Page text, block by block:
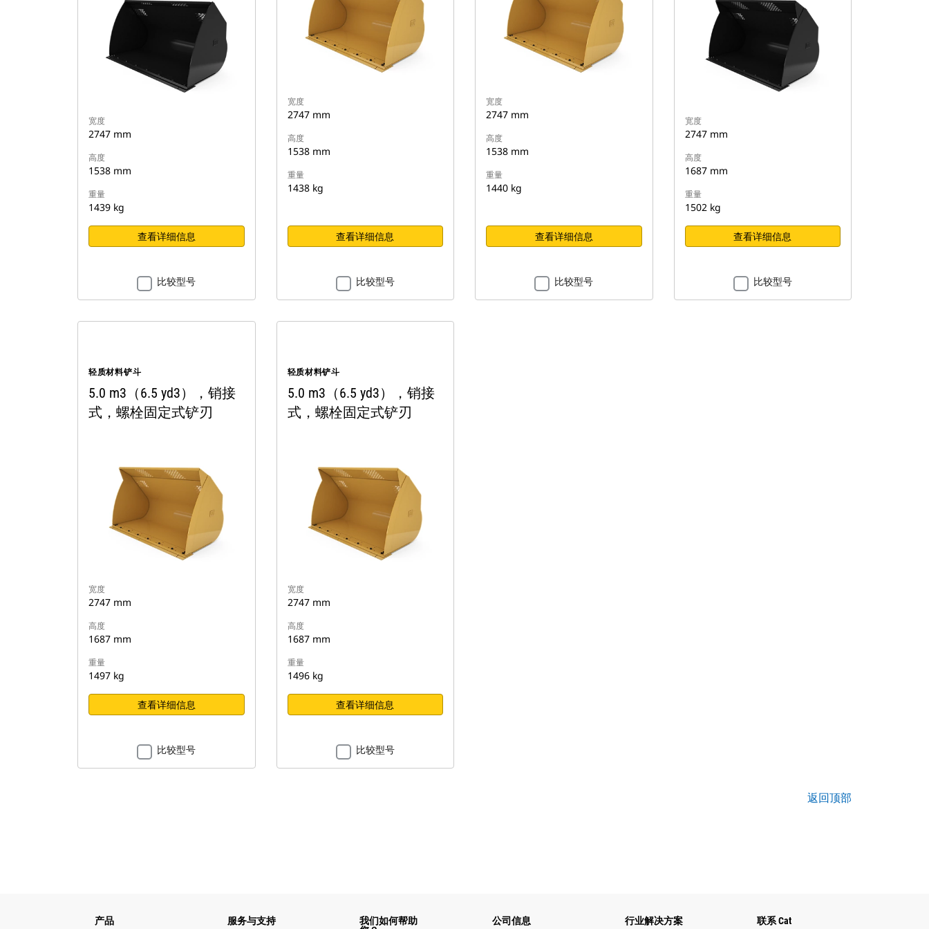
宽度
2747 mm
高度
1538 mm
重量
1439 kg
查看详细信息
比较型号
宽度
2747 mm
高度
1538 mm
重量
1438 kg
查看详细信息
比较型号
宽度
2747 mm
高度
1538 mm
重量
1440 kg
查看详细信息
比较型号
宽度
2747 mm
高度
1687 mm
重量
1502 kg
查看详细信息
比较型号
轻质材料铲斗
5.0 m3（6.5 yd3），销接
式，螺栓固定式铲刃
宽度
2747 mm
高度
1687 mm
重量
1497 kg
查看详细信息
比较型号
轻质材料铲斗
5.0 m3（6.5 yd3），销接
式，螺栓固定式铲刃
宽度
2747 mm
高度
1687 mm
重量
1496 kg
查看详细信息
比较型号
返回顶部
产品 服务与支持
我们如何帮助
公司信息 行业解决方案 联系 Cat